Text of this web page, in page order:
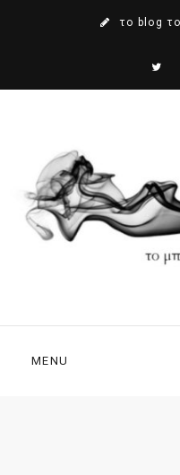
το blog
MENU